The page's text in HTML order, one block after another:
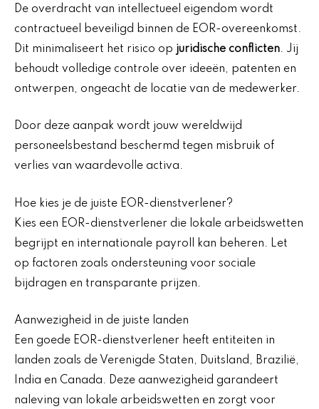
De overdracht van intellectueel eigendom wordt
contractueel beveiligd binnen de EOR-overeenkomst.
Dit minimaliseert het risico op juridische conflicten. Jij
behoudt volledige controle over ideeën, patenten en
ontwerpen, ongeacht de locatie van de medewerker.
Door deze aanpak wordt jouw wereldwijd
personeelsbestand beschermd tegen misbruik of
verlies van waardevolle activa.
Hoe kies je de juiste EOR-dienstverlener?
Kies een EOR-dienstverlener die lokale arbeidswetten
begrijpt en internationale payroll kan beheren. Let
op factoren zoals ondersteuning voor sociale
bijdragen en transparante prijzen.
Aanwezigheid in de juiste landen
Een goede EOR-dienstverlener heeft entiteiten in
landen zoals de Verenigde Staten, Duitsland, Brazilië,
India en Canada. Deze aanwezigheid garandeert
naleving van lokale arbeidswetten en zorgt voor